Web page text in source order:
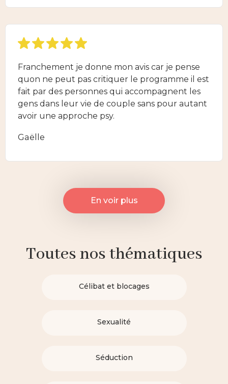
Franchement je donne mon avis car je pense
quon ne peut pas critiquer le programme il est
fait par des personnes qui accompagnent les
gens dans leur vie de couple sans pour autant
avoir une approche psy.
Gaëlle
En voir plus
Toutes nos thématiques
Célibat et blocages
Sexualité
Séduction